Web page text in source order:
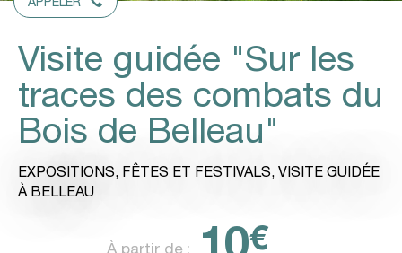
Visite guidée "Sur les
traces des combats du
Bois de Belleau"
EXPOSITIONS, FÊTES ET FESTIVALS, VISITE GUIDÉE
À BELLEAU
À partir de : 10€